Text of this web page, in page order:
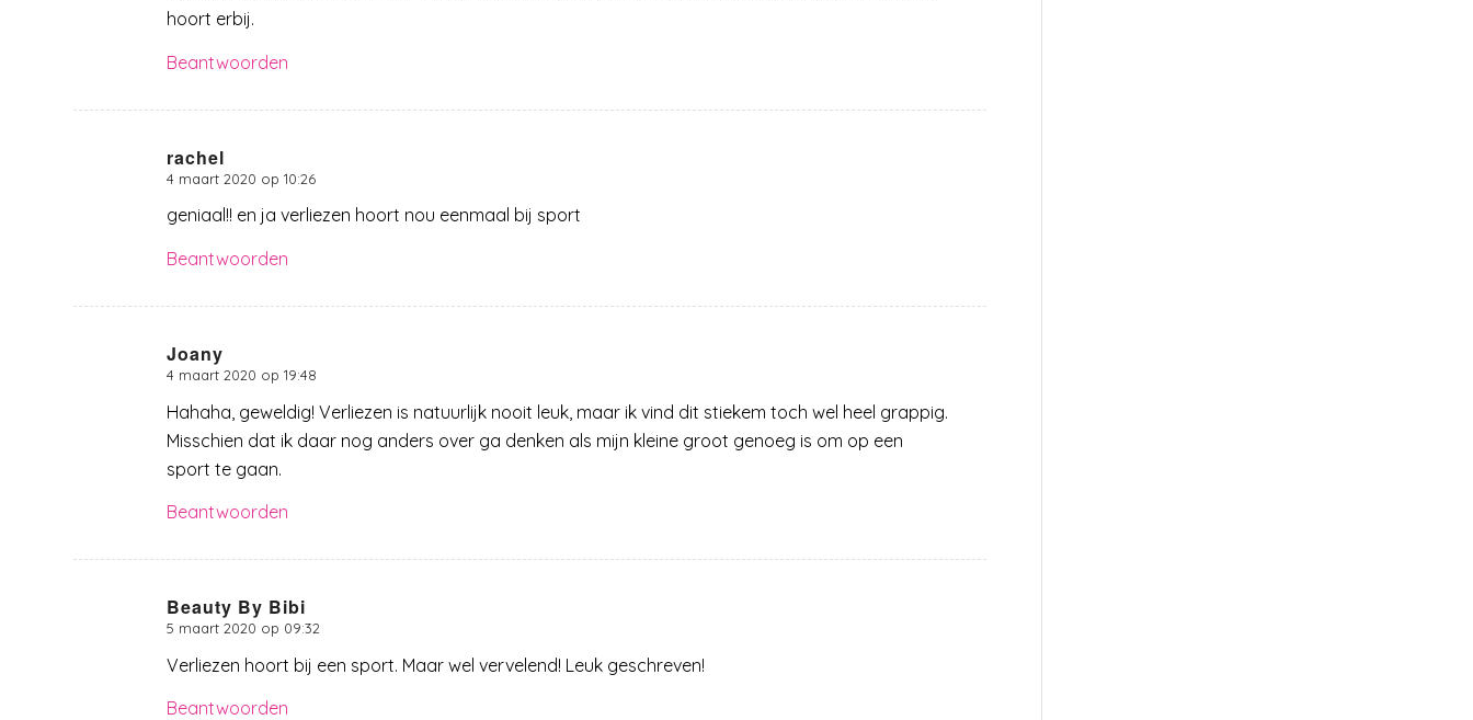
hoort erbij.
Beantwoorden
rachel
zegt:
4 maart 2020 op 10:26
geniaal!! en ja verliezen hoort nou eenmaal bij sport
Beantwoorden
Joany
zegt:
4 maart 2020 op 19:48
Hahaha, geweldig! Verliezen is natuurlijk nooit leuk, maar ik vind dit stiekem toch wel heel grappig.
Misschien dat ik daar nog anders over ga denken als mijn kleine groot genoeg is om op een
sport te gaan.
Beantwoorden
Beauty By Bibi
zegt:
5 maart 2020 op 09:32
Verliezen hoort bij een sport. Maar wel vervelend! Leuk geschreven!
Beantwoorden